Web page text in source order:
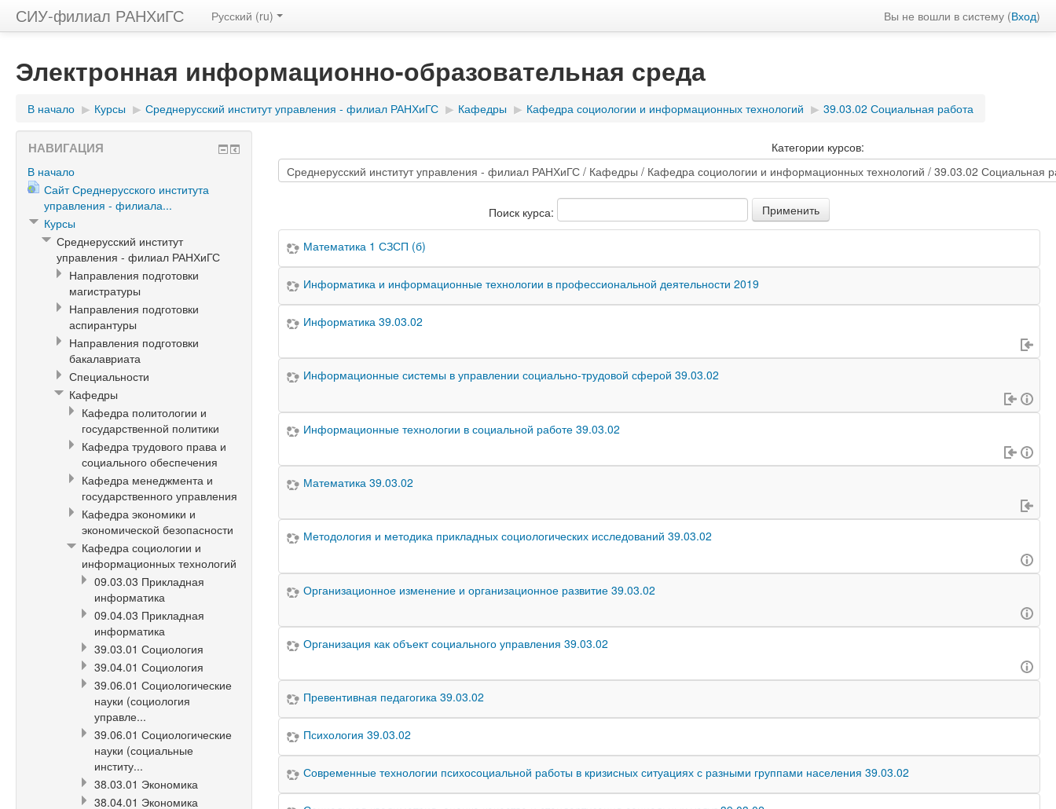
СИУ-филиал РАНХиГС Русский (ru) Вы не вошли в систему (Вход)
Электронная информационно-образовательная среда
В начало ▶ Курсы ▶ Среднерусский институт управления - филиал РАНХиГС ▶ Кафедры ▶ Кафедра социологии и информационных технологий ▶ 39.03.02 Социальная работа
Категории курсов:
Поиск курса:
Математика 1 СЗСП (б)
Информатика и информационные технологии в профессиональной деятельности 2019
Информатика 39.03.02
Информационные системы в управлении социально-трудовой сферой 39.03.02
Информационные технологии в социальной работе 39.03.02
Математика 39.03.02
Методология и методика прикладных социологических исследований 39.03.02
Организационное изменение и организационное развитие 39.03.02
Организация как объект социального управления 39.03.02
Превентивная педагогика 39.03.02
Психология 39.03.02
Современные технологии психосоциальной работы в кризисных ситуациях с разными группами населения 39.03.02
НАВИГАЦИЯ
В начало
Сайт Среднерусского института
управления - филиала...
Курсы
Среднерусский институт
управления - филиал РАНХиГС
Направления подготовки
магистратуры
Направления подготовки
аспирантуры
Направления подготовки
бакалавриата
Специальности
Кафедры
Кафедра политологии и
государственной политики
Кафедра трудового права и
социального обеспечения
Кафедра менеджмента и
государственного управления
Кафедра экономики и
экономической безопасности
Кафедра социологии и
информационных технологий
09.03.03 Прикладная
информатика
09.04.03 Прикладная
информатика
39.03.01 Социология
39.04.01 Социология
39.06.01 Социологические
науки (социология
управле...
39.06.01 Социологические
науки (социальные
институ...
38.03.01 Экономика
38.04.01 Экономика